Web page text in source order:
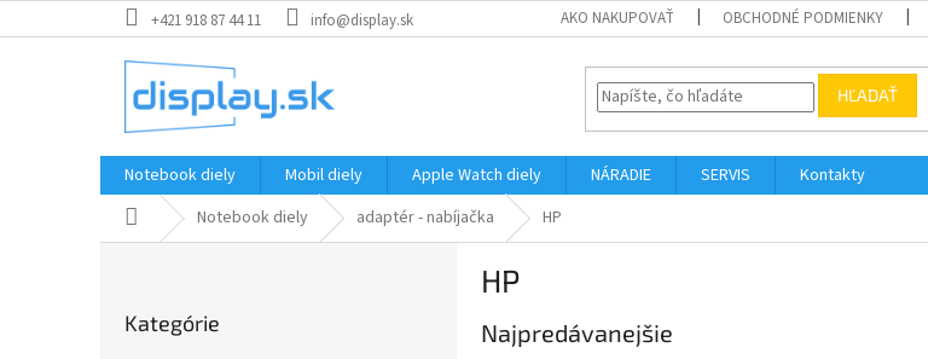
na
+421 918 87 44 11 info@display.sk AKO NAKUPOVAŤ OBCHODNÉ PODMIENKY
HĽADAŤ
Notebook diely Mobil diely Apple Watch diely NÁRADIE SERVIS
Kontakty
DomovNotebook diely adaptér - nabíjačka HP
kategórie
Kategórie
HP
Najpredávanejšie